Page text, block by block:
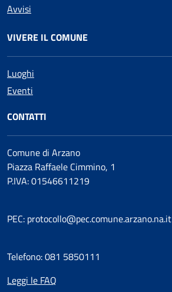
Avvisi
VIVERE IL COMUNE
Luoghi
Eventi
CONTATTI
Comune di Arzano
Piazza Raffaele Cimmino, 1
P.IVA: 01546611219
PEC: protocollo@pec.comune.arzano.na.it
Telefono: 081 5850111
Leggi le FAQ